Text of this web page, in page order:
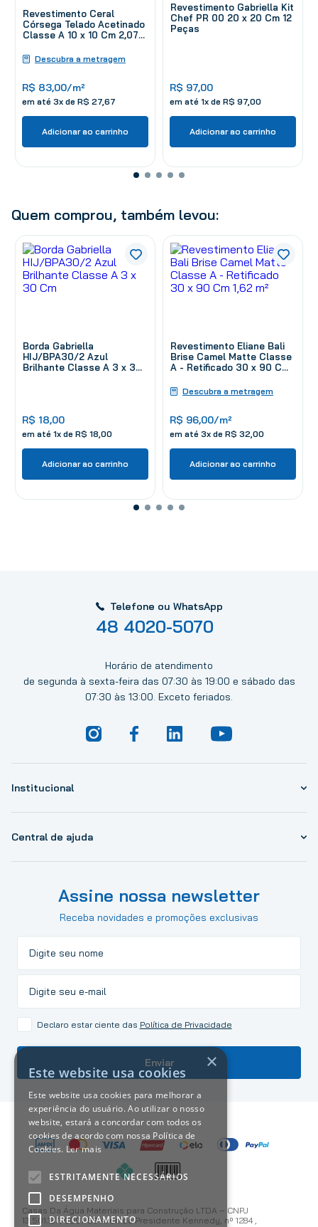
Revestimento Ceral
Córsega Telado Acetinado
Classe A 10 x 10 Cm 2,07
Descubra a metragem
R$ 83,00/m²
em até 3x de R$ 27 67
Adicionar ao carrinho
Revestimento Gabriella Kit
Chef PR 00 20 x 20 Cm 12
Peças
R$ 97,00
em até 1x de R$ 97 00
Adicionar ao carrinho
Quem comprou, também levou:
Borda Gabriella
HIJ/BPA30/2 Azul
Brilhante Classe A 3 x 30
R$ 18,00
em até 1x de R$ 18 00
Adicionar ao carrinho
Revestimento Eliane Bali
Brise Camel Matte Classe
A - Retificado 30 x 90 Cm
Descubra a metragem
R$ 96,00/m²
em até 3x de R$ 32 00
Adicionar ao carrinho
Telefone ou WhatsApp
48 4020-5070
Horário de atendimento
de segunda à sexta-feira das 07:30 às 19:00 e sábado das
07:30 às 13:00. Exceto feriados.
Institucional
Central de ajuda
Assine nossa newsletter
Receba novidades e promoções exclusivas
Declaro estar ciente das Política de Privacidade
Enviar
Casas Da Água Materiais para Construção LTDA – CNPJ
13.501.187/0001-59 Avenida Presidente Kennedy, nº 1284 ,
×
Este website usa cookies
Este website usa cookies para melhorar a
experiência do usuário. Ao utilizar o nosso
website, estará a concordar com todos os
cookies de acordo com nossa Política de
Cookies. Ler mais
ESTRITAMENTE NECESSÁRIOS
DESEMPENHO
DIRECIONAMENTO